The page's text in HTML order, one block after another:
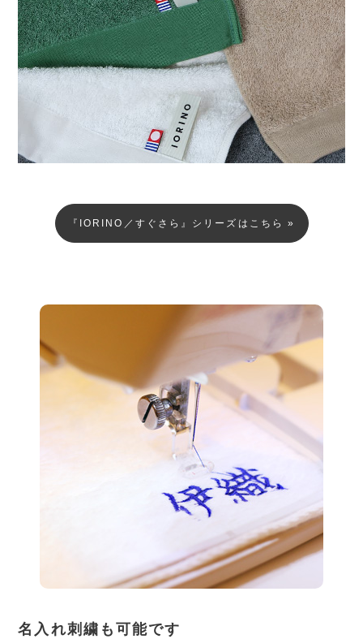
『IORINO／すぐさら』シリーズはこちら »
名入れ刺繍も可能です